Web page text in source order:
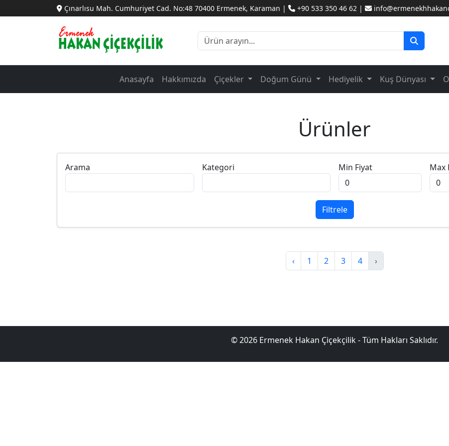
Çınarlısu Mah. Cumhuriyet Cad. No:48 70400 Ermenek, Karaman | +90 533 350 46 62 |
Anasayfa Hakkımızda Çiçekler Doğum Günü Hediyelik Kuş Dünyası
Ürünler
Arama Kategori Min Fiyat Max
Filtrele
‹ 1 2 3 4 ›
© 2026 Ermenek Hakan Çiçekçilik - Tüm Hakları Saklıdır.